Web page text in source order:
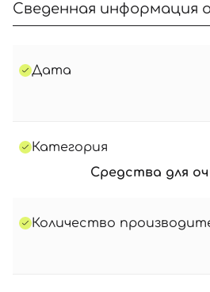
Сведенная информация
Дата
Категория
Средства для
Количество